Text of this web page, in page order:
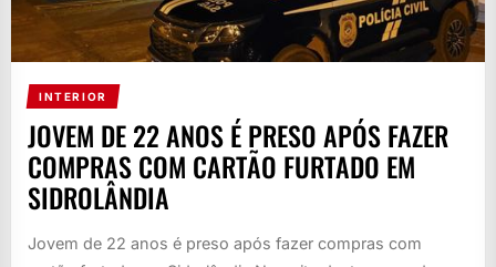
INTERIOR
JOVEM DE 22 ANOS É PRESO APÓS FAZER
COMPRAS COM CARTÃO FURTADO EM
SIDROLÂNDIA
Jovem de 22 anos é preso após fazer compras com